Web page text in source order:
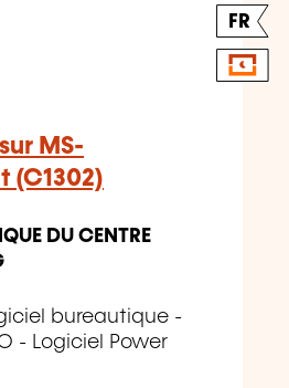
FR
MS-
(C1302)
DU CENTRE
bureautique -
- Logiciel Power